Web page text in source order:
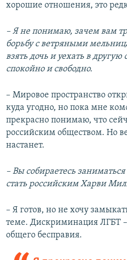
хорошие отношения, это
– Я не понимаю, зачем вам
борьбу с ветряными
взять дочь и уехать в
спокойно и свободно.
– Мировое пространство
куда угодно, но пока мне
прекрасно понимаю, что
российским обществом. Но
настанет.
– Вы собираетесь
стать российским Харви
– Я готов, но не хочу
теме. Дискриминация ЛГБТ –
общего бесправия.